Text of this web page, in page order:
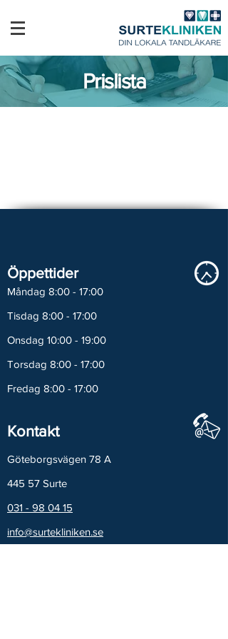
Prislista
Öppettider
Måndag 8:00 - 17:00
Tisdag 8:00 - 17:00
Onsdag 10:00 - 19:00
Torsdag 8:00 - 17:00
Fredag 8:00 - 17:00
Kontakt
Göteborgsvägen 78 A
445 57 Surte
031 - 98 04 15
info@surtekliniken.se